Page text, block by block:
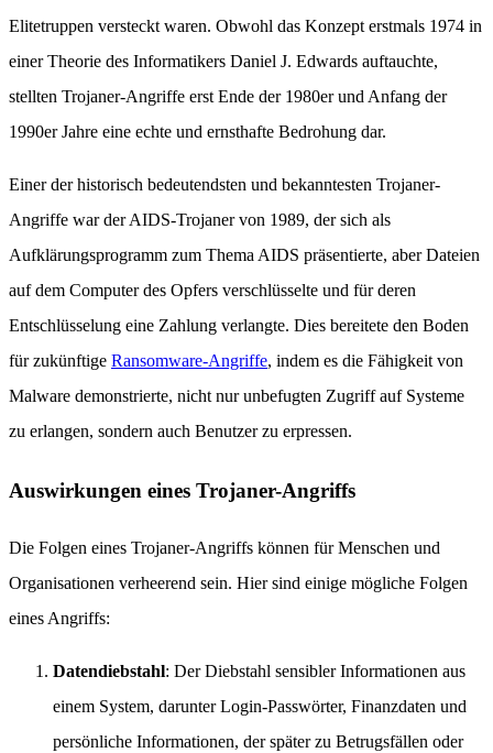
Elitetruppen versteckt waren. Obwohl das Konzept erstmals 1974 in
einer Theorie des Informatikers Daniel J. Edwards auftauchte,
stellten Trojaner-Angriffe erst Ende der 1980er und Anfang der
1990er Jahre eine echte und ernsthafte Bedrohung dar.
Einer der historisch bedeutendsten und bekanntesten Trojaner-
Angriffe war der AIDS-Trojaner von 1989, der sich als
Aufklärungsprogramm zum Thema AIDS präsentierte, aber Dateien
auf dem Computer des Opfers verschlüsselte und für deren
Entschlüsselung eine Zahlung verlangte. Dies bereitete den Boden
für zukünftige Ransomware-Angriffe, indem es die Fähigkeit von
Malware demonstrierte, nicht nur unbefugten Zugriff auf Systeme
zu erlangen, sondern auch Benutzer zu erpressen.
Auswirkungen eines Trojaner-Angriffs
Die Folgen eines Trojaner-Angriffs können für Menschen und
Organisationen verheerend sein. Hier sind einige mögliche Folgen
eines Angriffs:
Datendiebstahl: Der Diebstahl sensibler Informationen aus
einem System, darunter Login-Passwörter, Finanzdaten und
persönliche Informationen, der später zu Betrugsfällen oder